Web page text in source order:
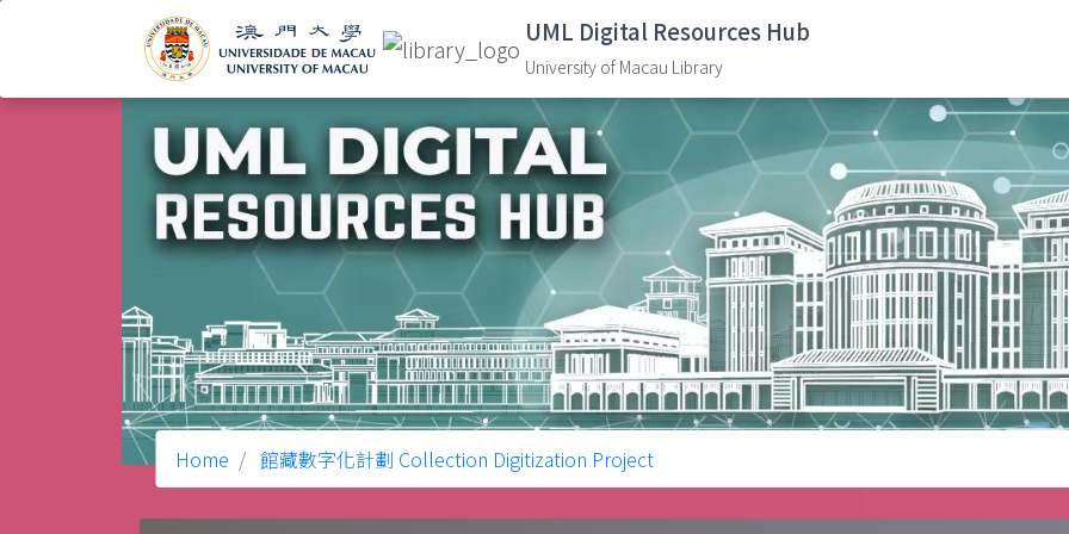
UML Digital Resources Hub
University of Macau Library
Home 館藏數字化計劃 Collection Digitization Project